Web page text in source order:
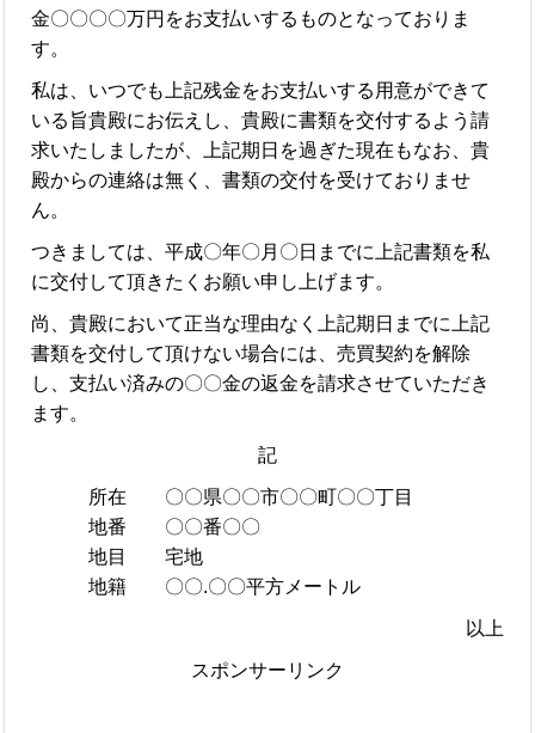
金〇〇〇〇万円をお支払いするものとなっておりま
す。
私は、いつでも上記残金をお支払いする用意ができて
いる旨貴殿にお伝えし、貴殿に書類を交付するよう請
求いたしましたが、上記期日を過ぎた現在もなお、貴
殿からの連絡は無く、書類の交付を受けておりませ
ん。
つきましては、平成〇年〇月〇日までに上記書類を私
に交付して頂きたくお願い申し上げます。
尚、貴殿において正当な理由なく上記期日までに上記
書類を交付して頂けない場合には、売買契約を解除
し、支払い済みの〇〇金の返金を請求させていただき
ます。
記
所在 〇〇県〇〇市〇〇町〇〇丁目
地番 〇〇番〇〇
地目 宅地
地籍 〇〇.〇〇平方メートル
以上
スポンサーリンク